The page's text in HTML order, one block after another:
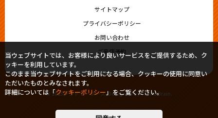
サイトマップ
プライバシーポリシー
お問い合わせ
ご来店予約
© 2023シシドモータース. Designed byTratto Brain.
当ウェブサイトでは、お客様により良いサービスをご提供するため、ク
ッキーを利用しています。
このまま当ウェブサイトをご利用になる場合、クッキーの使用に同意い
ただいたものとみなされます。
詳細については「クッキーポリシー」をご覧ください。